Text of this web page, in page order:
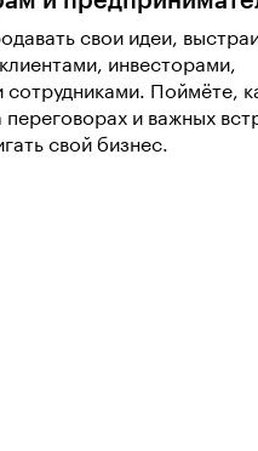
свои идеи,
инвесторами,
сотрудниками. Поймёте,
переговорах и важных
свой бизнес.